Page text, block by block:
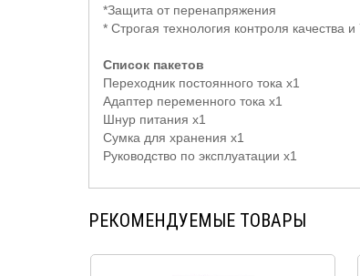
*Защита от перенапряжения
* Строгая технология контроля качества
Список пакетов
Переходник постоянного тока x1
Адаптер переменного тока x1
Шнур питания x1
Сумка для хранения x1
Руководство по эксплуатации x1
РЕКОМЕНДУЕМЫЕ ТОВАРЫ